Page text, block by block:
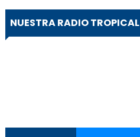
NUESTRA RADIO TROPICAL